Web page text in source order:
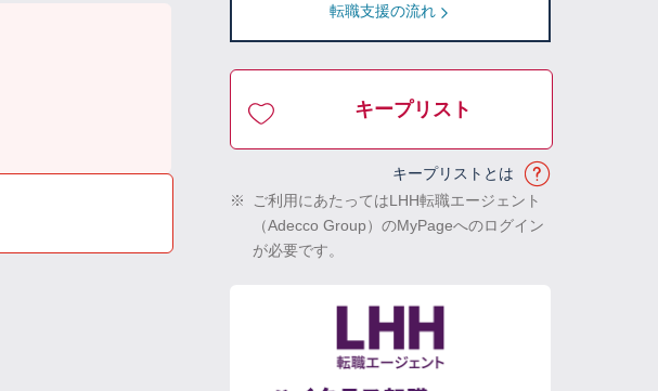
転職支援の流れ
キープリスト
キープリストとは
※
ご利用にあたってはLHH転職エージェント
（Adecco Group）のMyPageへのログイン
が必要です。